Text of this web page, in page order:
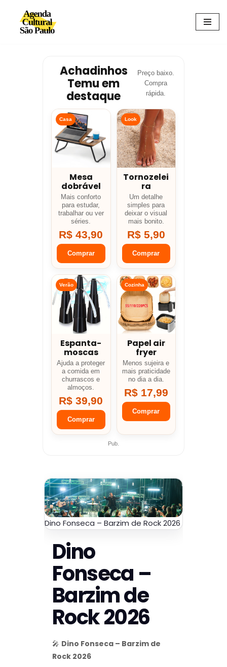
Avançar
Achadinhos
Temu em
destaque
Preço baixo.
Compra
rápida.
Casa
Mesa
dobrável
Mais conforto
para estudar,
trabalhar ou ver
séries.
R$ 43,90
Comprar
Look
Tornozelei
ra
Um detalhe
simples para
deixar o visual
mais bonito.
R$ 5,90
Comprar
Verão
Espanta-
moscas
Ajuda a proteger
a comida em
churrascos e
almoços.
R$ 39,90
Comprar
Cozinha
Papel air
fryer
Menos sujeira e
mais praticidade
no dia a dia.
R$ 17,99
Comprar
Pub.
Dino Fonseca – Barzim de Rock 2026
Dino
Fonseca –
Barzim de
Rock 2026
🎤 Dino Fonseca – Barzim de
Rock 2026